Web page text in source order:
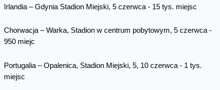
Irlandia – Gdynia Stadion Miejski, 5 czerwca - 15 tys. miejsc
Chorwacja – Warka, Stadion w centrum pobytowym, 5 czerwca -
950 miejc
Portugalia – Opalenica, Stadion Miejski, 5, 10 czerwca - 1 tys.
miejsc